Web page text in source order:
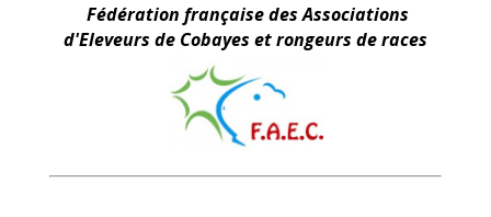
Fédération française des Associations
d'Eleveurs de Cobayes et rongeurs de races